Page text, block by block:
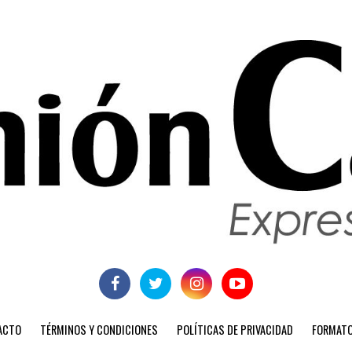
TÉRMINOS Y CONDICIONES POLÍTICAS DE PRIVACIDAD